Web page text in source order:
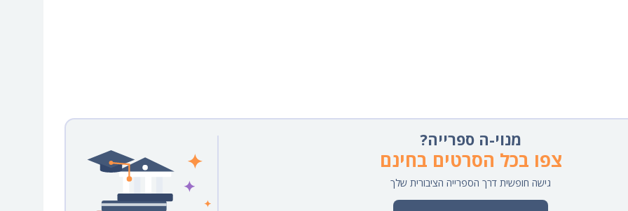
מנוי-ה ספרייה?
צפו בכל הסרטים בחינם
גישה חופשית דרך הספרייה הציבורית שלך